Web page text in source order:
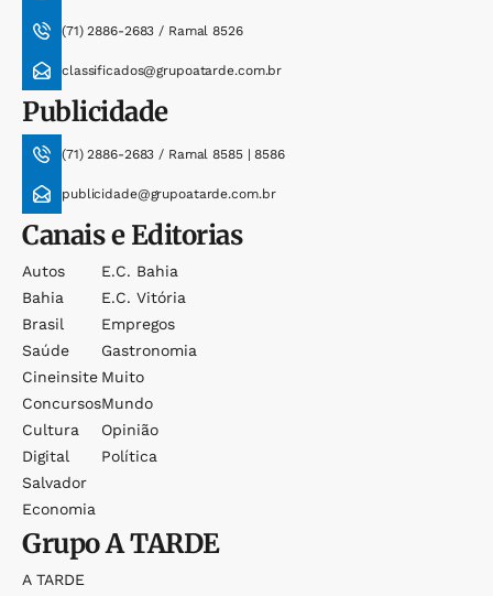
(71) 2886-2683 / Ramal 8526
classificados@grupoatarde.com.br
Publicidade
(71) 2886-2683 / Ramal 8585 | 8586
publicidade@grupoatarde.com.br
Canais e Editorias
Autos
Bahia
Brasil
Saúde
Cineinsite
Concursos
Cultura
Digital
Salvador
Economia
E.c. Bahia
E.c. Vitória
Empregos
Gastronomia
Muito
Mundo
Opinião
Política
GrupoA TARDE
A TARDE